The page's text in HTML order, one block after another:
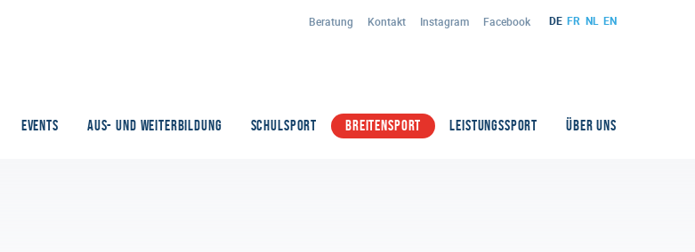
Beratung Kontakt Instagram Facebook DE FR NL EN
EVENTS AUS- UND WEITERBILDUNG SCHULSPORT BREITENSPORT LEISTUNGSSPORT ÜBER UNS